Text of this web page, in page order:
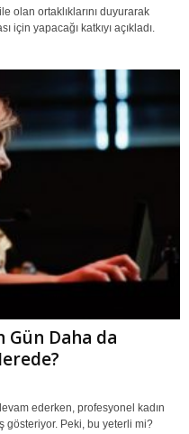
olan ortaklıklarını duyurarak
yapacağı katkıyı açıkladı.
Gün Daha da
ederken, profesyonel kadın
gösteriyor. Peki, bu yeterli mi?